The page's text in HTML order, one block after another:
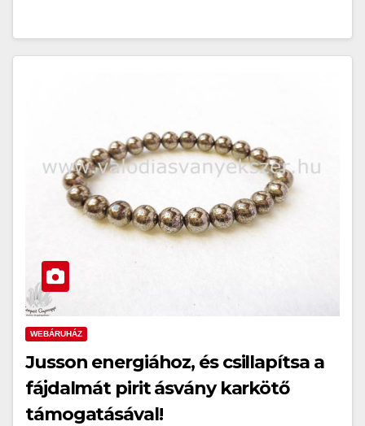
WEBÁRUHÁZ
Jusson energiához, és csillapítsa a
fájdalmát pirit ásvány karkötő
támogatásával!